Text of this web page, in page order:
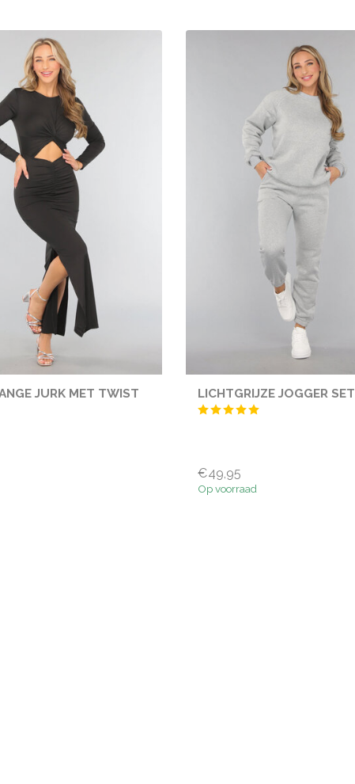
JURK MET TWIST
LICHTGRIJZE JOGGER SET
€49,95
Op voorraad